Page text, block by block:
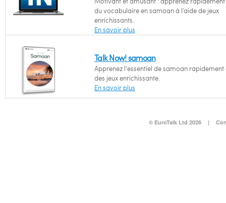
du vocabulaire en samoan à l’aide de jeux
enrichissants.
En savoir plus
Talk Now! samoan
Apprenez l'essentiel de samoan
des jeux enrichissante.
En savoir plus
© EuroTalk Ltd 2026 |